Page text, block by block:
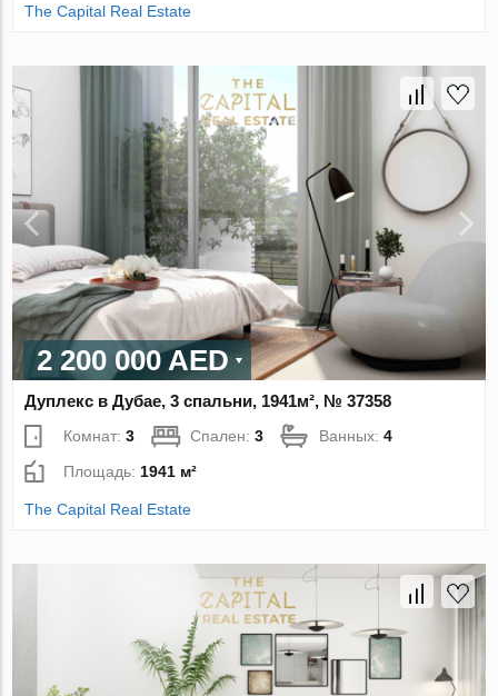
The Capital Real Estate
2 200 000 AED
Дуплекс в Дубае, 3 спальни, 1941м², № 37358
Комнат:3 Спален:3 Ванных:4
Площадь:1941 м²
The Capital Real Estate